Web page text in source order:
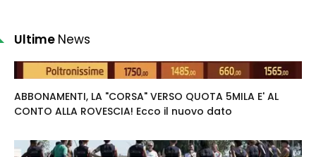
Ultime News
ABBONAMENTI, LA "CORSA" VERSO QUOTA 5MILA E' AL
CONTO ALLA ROVESCIA! Ecco il nuovo dato